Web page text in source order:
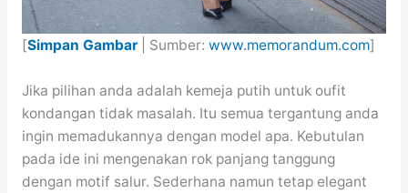
[Simpan Gambar| Sumber: www.memorandum.com]
Jika pilihan anda adalah kemeja putih untuk oufit
kondangan tidak masalah. Itu semua tergantung anda
ingin memadukannya dengan model apa. Kebutulan
pada ide ini mengenakan rok panjang tanggung
dengan motif salur. Sederhana namun tetap elegant